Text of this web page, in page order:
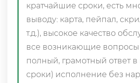
кратчайшие сроки, есть
выводу: карта, пейпал,
т.д.), высокое качество
все возникающие
полный, грамотный ответ
сроки) исполнение без